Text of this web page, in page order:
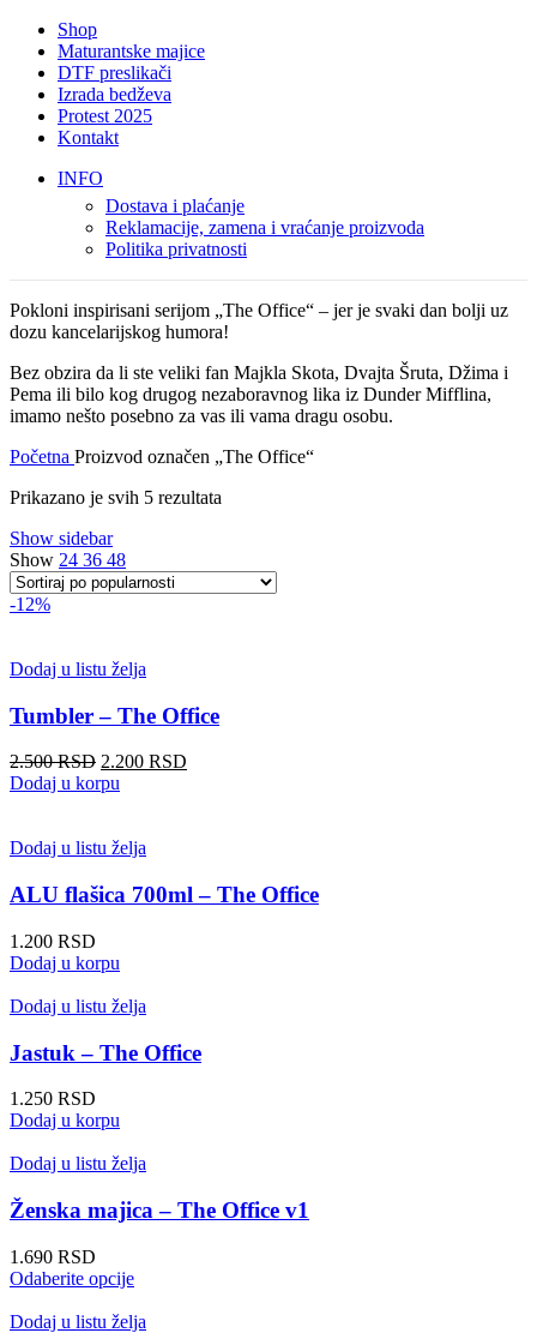
Shop
Maturantske majice
DTF preslikači
Izrada bedževa
Protest 2025
Kontakt
INFO
Dostava i plaćanje
Reklamacije, zamena i vraćanje proizvoda
Politika privatnosti
Pokloni inspirisani serijom „The Office“ – jer je svaki dan bolji uz
dozu kancelarijskog humora!
Bez obzira da li ste veliki fan Majkla Skota, Dvajta Šruta, Džima i
Pema ili bilo kog drugog nezaboravnog lika iz Dunder Mifflina,
imamo nešto posebno za vas ili vama dragu osobu.
Početna Proizvod označen „The Office“
Prikazano je svih 5 rezultata
Show sidebar
Show 24 36 48
-12%
Dodaj u listu želja
Tumbler – The Office
2.500RSD Originalna
cena
2.500 RSD.
2.200 RSD
Dodaj u korpu
Dodaj u listu želja
ALU flašica 700ml – The Office
1.200 RSD
Dodaj u korpu
Dodaj u listu želja
Jastuk – The Office
1.250 RSD
Dodaj u korpu
Dodaj u listu želja
Ženska majica – The Office v1
1.690 RSD
Odaberite opcijeOvaj
ima
Dodaj u listu želja